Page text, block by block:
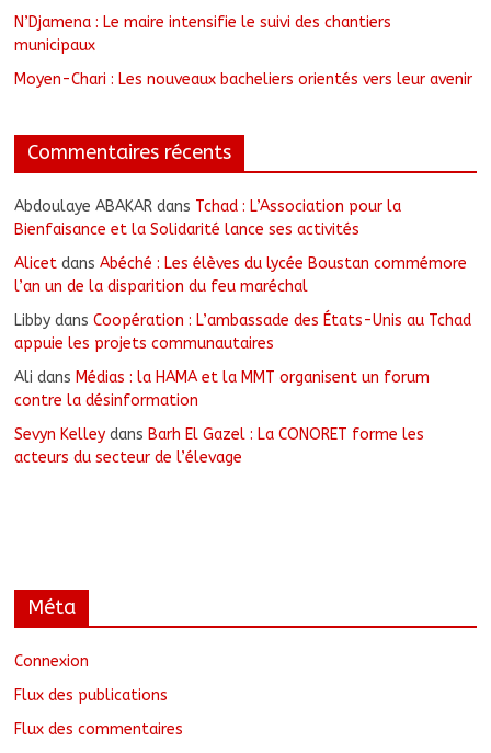
N’Djamena : Le maire intensifie le suivi des chantiers
municipaux
Moyen-Chari : Les nouveaux bacheliers orientés vers leur avenir
Commentaires récents
Abdoulaye ABAKAR dans Tchad : L’Association pour la
Bienfaisance et la Solidarité lance ses activités
Alicet dansAbéché : Les élèves du lycée Boustan commémore
l’an un de la disparition du feu maréchal
Libby dansCoopération : L’ambassade des États-Unis au Tchad
appuie les projets communautaires
Ali dans Médias : la HAMA et la MMT organisent un forum
contre la désinformation
Sevyn Kelley dans Barh El Gazel : La CONORET forme les
acteurs du secteur de l’élevage
Méta
Connexion
Flux des publications
Flux des commentaires